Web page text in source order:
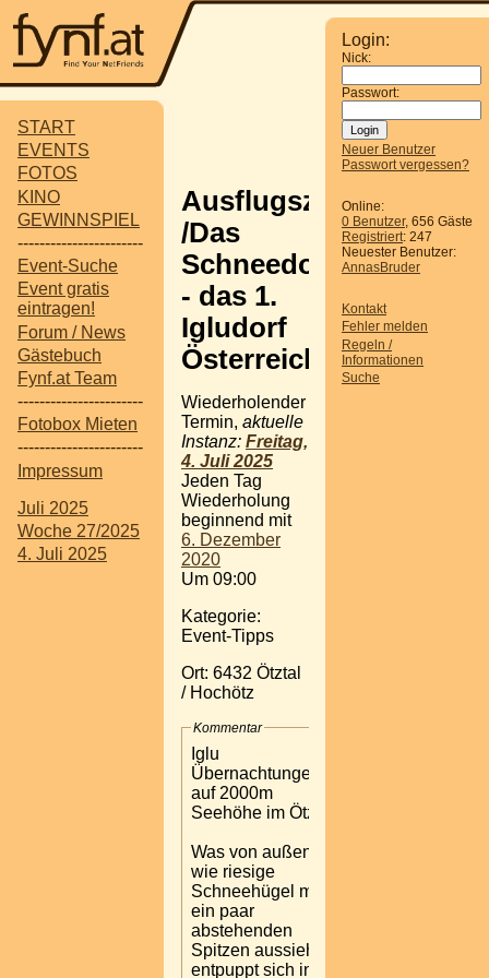
START
EVENTS
FOTOS
KINO
GEWINNSPIEL
-----------------------
Event-Suche
Event gratis
eintragen!
Forum / News
Gästebuch
Fynf.at Team
-----------------------
Fotobox Mieten
-----------------------
Impressum
Juli 2025
Woche 27/2025
4. Juli 2025
Login:
Nick:
Passwort:
Neuer Benutzer
Passwort vergessen?
Online:
0 Benutzer, 656 Gäste
Registriert: 247
Neuester Benutzer:
AnnasBruder
Kontakt
Fehler melden
Regeln /
Informationen
Suche
Ausflugsziel
/Das
Schneedorf
- das 1.
Igludorf
Österreichs
Wiederholender
Termin, aktuelle
Instanz: Freitag,
4. Juli 2025
Jeden Tag
Wiederholung
beginnend mit
6. Dezember
2020
Um 09:00
Kategorie:
Event-Tipps
Ort: 6432 Ötztal
/ Hochötz
Kommentar
Iglu
Übernachtungen
auf 2000m
Seehöhe im Ötztal.
Was von außen
wie riesige
Schneehügel mit
ein paar
abstehenden
Spitzen aussieht,
entpuppt sich innen